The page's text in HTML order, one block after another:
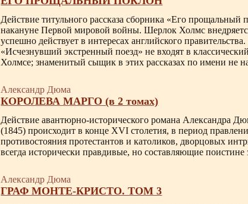
Действие титульного рассказа сборника «Его прощальный
накануне Первой мировой войны. Шерлок Холмс
успешно действует в интересах английского
«Исчезнувший экстренный поезд» не входят в
Холмсе; знаменитый сыщик в этих рассказах по имени не
Александр Дюма
КОРОЛЕВА МАРГО (в 2 томах)
Действие авантюрно-исторического романа Александра
(1845) происходит в конце XVI столетия, в период
противостояния протестантов и католиков, дворцовых
всегда исторически правдивые, но составляющие
Александр Дюма
ГРАФ МОНТЕ-КРИСТО. ТОМ 3